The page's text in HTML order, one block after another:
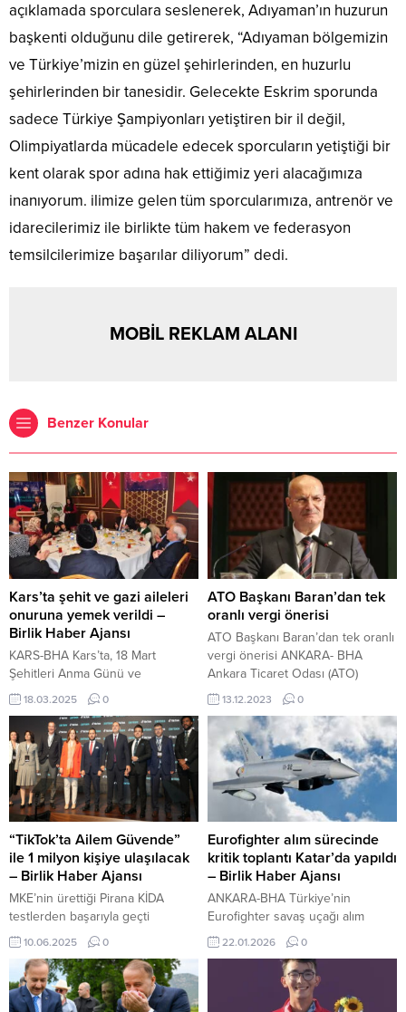
açıklamada sporculara seslenerek, Adıyaman’ın huzurun
başkenti olduğunu dile getirerek, “Adıyaman bölgemizin
ve Türkiye’mizin en güzel şehirlerinden, en huzurlu
şehirlerinden bir tanesidir. Gelecekte Eskrim sporunda
sadece Türkiye Şampiyonları yetiştiren bir il değil,
Olimpiyatlarda mücadele edecek sporcuların yetiştiği bir
kent olarak spor adına hak ettiğimiz yeri alacağımıza
inanıyorum. ilimize gelen tüm sporcularımıza, antrenör ve
idarecilerimiz ile birlikte tüm hakem ve federasyon
temsilcilerimize başarılar diliyorum” dedi.
MOBİL REKLAM ALANI
Benzer Konular
Kars’ta şehit ve gazi aileleri
onuruna yemek verildi –
Birlik Haber Ajansı
KARS-BHA Kars’ta, 18 Mart
Şehitleri Anma Günü ve
Çanakkale Deniz Zaferi’nin
110’uncu yıl dönümü dolayısıyla
şehit aileleri ve gaziler için iftar
programı düzenlendi. Kars
Valiliğinin himayelerinde Kars Aile,
Çalışma ve Sosyal Hizmetler İl
Müdürlüğü koordinesinde Polis
Evi’nde 18 Mart Şehitleri Anma
Günü ve Çanakkale Deniz
Zaferi’nin 110’uncu yıl dönümü
dolayısıyla...
18.03.2025 0
ATO Başkanı Baran’dan tek
oranlı vergi önerisi
ATO Başkanı Baran’dan tek oranlı
vergi önerisi ANKARA- BHA
Ankara Ticaret Odası (ATO)
Başkanı Gürsel Baran, yazılı bir
açıklama yaparak, vergi sistemine
ilişkin görüş ve önerilerini dile
getirdi. İyi bir vergi sisteminin
ülkenin ekonomik büyümesine ve
gelir dağılımı adaletine zemin
hazırladığını kaydeden Baran,
“Ülkemizde 1960’lı yıllarda
çıkartılan ve birçok değişiklik
gerçekleştirilerek güncellenen...
13.12.2023 0
“TikTok’ta Ailem Güvende”
ile 1 milyon kişiye ulaşılacak
– Birlik Haber Ajansı
MKE’nin ürettiği Pirana KİDA
testlerden başarıyla geçti
ANKARA-BHA TikTok ve BTİDER,
2025 Aile Yılı’nda “TikTok’ta Ailem
Güvende” projesiyle dijital
güvenlik eğitimleri için Türkiye’yi
dolaşacak; özel eğitim otobüsüyle
10.06.2025 0
Eurofighter alım sürecinde
kritik toplantı Katar’da yapıldı
– Birlik Haber Ajansı
ANKARA-BHA Türkiye’nin
Eurofighter savaş uçağı alım
sürecinde önemli bir aşamaya
gelindi. Milli Savunma Bakanlığı,
Hava Kuvvetleri Komutanı
Orgeneral Ziya Cemal
Kadıoğlu’nun Katar’ın başkenti
22.01.2026 0